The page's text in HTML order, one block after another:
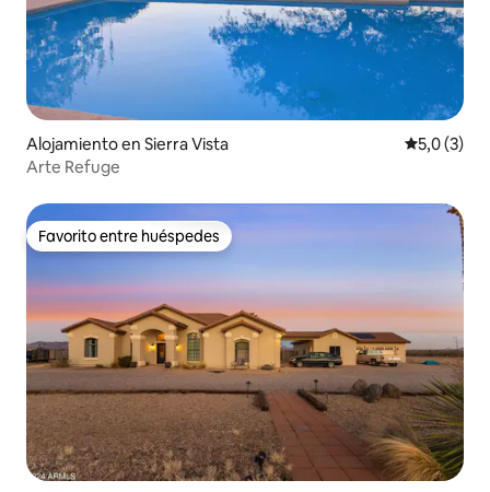
Alojamiento en Sierra Vista
5,0 (3)
Arte Refuge
Favorito entre huéspedes
Favorito entre huéspedes